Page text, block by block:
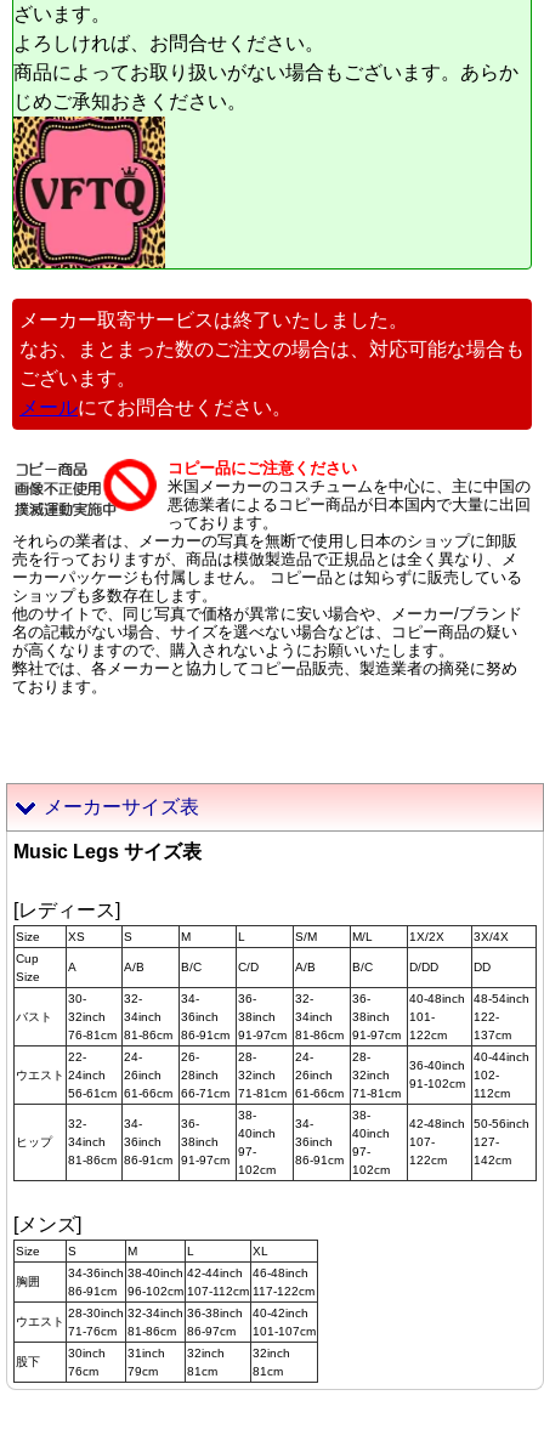
ざいます。
よろしければ、お問合せください。
商品によってお取り扱いがない場合もございます。あらか
じめご承知おきください。
メーカー取寄サービスは終了いたしました。
なお、まとまった数のご注文の場合は、対応可能な場合も
ございます。
メールにてお問合せください。
コピー品にご注意ください
米国メーカーのコスチュームを中心に、主に中国の
悪徳業者によるコピー商品が日本国内で大量に出回
っております。
それらの業者は、メーカーの写真を無断で使用し日本のショップに卸販
売を行っておりますが、商品は模倣製造品で正規品とは全く異なり、メ
ーカーパッケージも付属しません。 コピー品とは知らずに販売している
ショップも多数存在します。
他のサイトで、同じ写真で価格が異常に安い場合や、メーカー/ブランド
名の記載がない場合、サイズを選べない場合などは、コピー商品の疑い
が高くなりますので、購入されないようにお願いいたします。
弊社では、各メーカーと協力してコピー品販売、製造業者の摘発に努め
ております。
メーカーサイズ表
Music Legs サイズ表
[レディース]
Size XS S M L S/M M/L 1X/2X
3X/4X
Cup
Size
A A/B B/C C/D A/B B/C D/DD DD
バスト
30-
32inch
76-81cm
32-
34inch
81-86cm
34-
36inch
86-91cm
36-
38inch
91-97cm
32-
34inch
81-86cm
36-
38inch
91-97cm
40-48inch
101-
122cm
48-54inch
122-
137cm
ウエスト
22-
24inch
56-61cm
24-
26inch
61-66cm
26-
28inch
66-71cm
28-
32inch
71-81cm
24-
26inch
61-66cm
28-
32inch
71-81cm
36-40inch
91-102cm
40-44inch
102-
112cm
ヒップ
32-
34inch
81-86cm
34-
36inch
86-91cm
36-
38inch
91-97cm
38-
40inch
97-
102cm
34-
36inch
86-91cm
38-
40inch
97-
102cm
42-48inch
107-
122cm
50-56inch
127-
142cm
[メンズ]
Size S M L XL
胸囲
34-36inch
86-91cm
38-40inch
96-102cm
42-44inch
107-112cm
46-48inch
117-122cm
ウエスト
28-30inch
71-76cm
32-34inch
81-86cm
36-38inch
86-97cm
40-42inch
101-107cm
股下
30inch
76cm
31inch
79cm
32inch
81cm
32inch
81cm